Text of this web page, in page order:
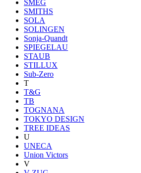
SMEG
SMITHS
SOLA
SOLINGEN
Sonja-Quandt
SPIEGELAU
STAUB
STILLUX
Sub-Zero
T
T&G
TB
TOGNANA
TOKYO DESIGN
TREE IDEAS
U
UNECA
Union Victors
V